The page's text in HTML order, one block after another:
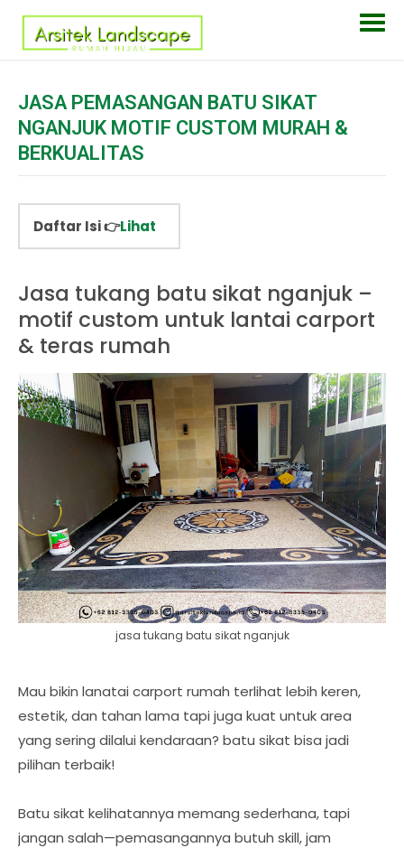
JASA PEMASANGAN BATU SIKAT
NGANJUK MOTIF CUSTOM MURAH &
BERKUALITAS
Daftar Isi 👉Lihat
Jasa tukang batu sikat nganjuk –
motif custom untuk lantai carport
& teras rumah
jasa tukang batu sikat nganjuk
Mau bikin lanatai carport rumah terlihat lebih keren,
estetik, dan tahan lama tapi juga kuat untuk area
yang sering dilalui kendaraan? batu sikat bisa jadi
pilihan terbaik!
Batu sikat kelihatannya memang sederhana, tapi
jangan salah—pemasangannya butuh skill, jam